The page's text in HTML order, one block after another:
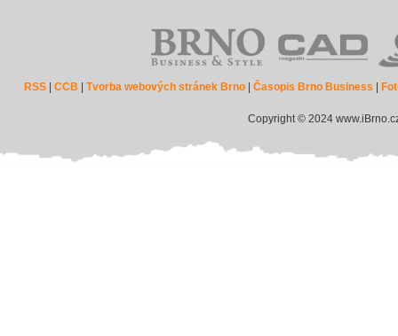
RSS |CCB |Tvorba webových stránek Brno |Časopis Brno Business
Copyright © 2024